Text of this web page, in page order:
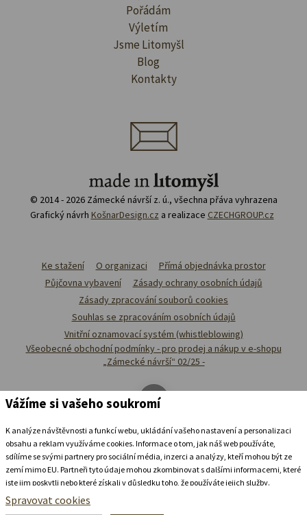
Ubytovat se v
Pořádám
Výletím
Jsme Litomyšl
Blog
Kontakty
© 2014 - 2026 Zámecké návrší z. ú., všechna přáva vyhrazena
Grafický návrh KošnarDesign.cz a realizace CZECHGROUP.cz
Ke stažení O organizaci
Přímá objednávka prostor
Půjčovna vybavení
Zásady ochrany osobních údajů
Zásady zpracování souborů cookies
Souhlas se zpracováním osobních údajů
Vnitřní oznamovací systém (whistleblowing)
Všeobecné obchodní podmínky - pro prodej a nákup v e-shopu
„Zámecké návrší“ 02/25 -
Vážíme si vašeho soukromí
K analýze návštěvnosti a funkcí webu, ukládání vašeho nastavení a personalizaci
obsahu a reklam využíváme cookies. Informace o tom, jak náš web používáte,
sdílíme se svými partnery pro sociální média, inzerci a analýzy, kteří mohou být ze
zemí mimo EU. Partneři tyto údaje mohou zkombinovat s dalšími informacemi, které
jste jim poskytli nebo které získali v důsledku toho, že používáte jejich služby.
Podrobné informace
Spravovat cookies